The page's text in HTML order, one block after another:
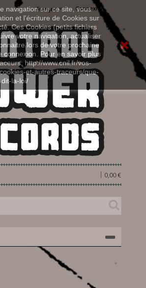
navigation sur ce site, vous
et l'écriture de Cookies sur
Ces Cookies (petits fichiers
votre navigation, actualiser
lors de votre prochaine
connexion. Pour en savoir plus
http://www.cnil.fr/vos-
et-autres-traceurs/que-
dit-la-loi/
Connexion
Français
0,00 €
|